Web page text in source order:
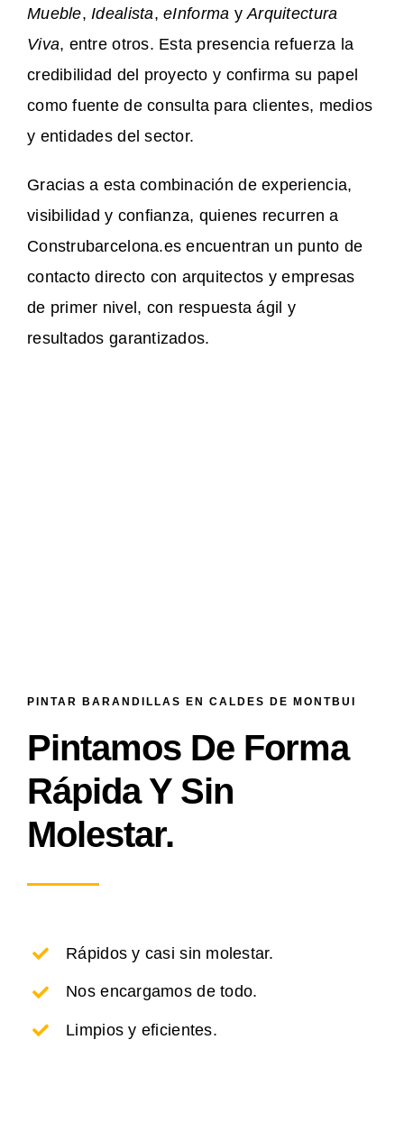
Mueble, Idealista,eInforma yArquitectura
Viva, entre otros. Esta presencia refuerza la
credibilidad del proyecto y confirma su papel
como fuente de consulta para clientes, medios
y entidades del sector.
Gracias a esta combinación de experiencia,
visibilidad y confianza, quienes recurren a
Construbarcelona.es encuentran un punto de
contacto directo con arquitectos y empresas
de primer nivel, con respuesta ágil y
resultados garantizados.
PINTAR BARANDILLAS EN CALDES DE MONTBUI
Pintamos De Forma
Rápida Y Sin
Molestar.
Rápidos y casi sin molestar.
Nos encargamos de todo.
Limpios y eficientes.